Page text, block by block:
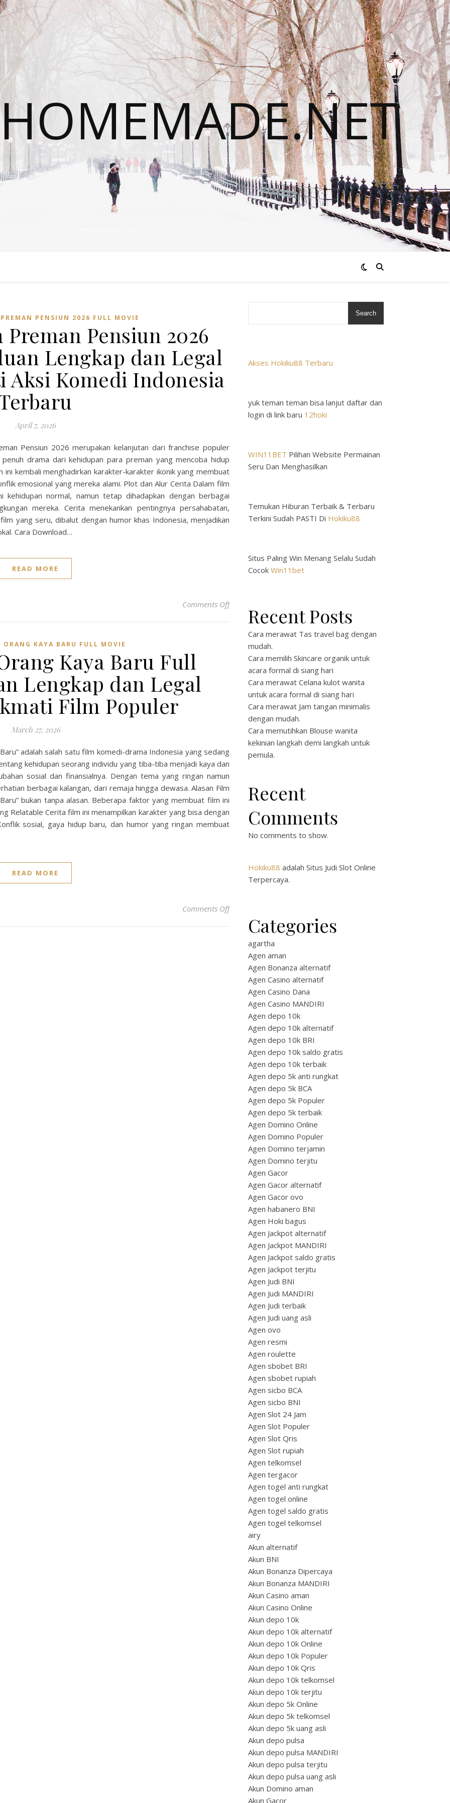
PENSIUN 2026 FULL MOVIE
Pensiun 2026
Lengkap dan Legal
Komedi Indonesia
April 7, 2026
Pensiun 2026 merupakan kelanjutan dari franchise populer
drama dari kehidupan para preman yang mencoba hidup
ini kembali menghadirkan karakter-karakter ikonik yang membuat
emosional yang mereka alami. Plot dan Alur Cerita Dalam film
kehidupan normal, namun tetap dihadapkan dengan berbagai
mereka. Cerita menekankan pentingnya persahabatan,
yang seru, dibalut dengan humor khas Indonesia, menjadikan
Cara Download…
READ MORE
Comments Offon Download Film Preman Pensiun 2026 Full Movie: Panduan
KAYA BARU FULL MOVIE
Kaya Baru Full
Lengkap dan Legal
Film Populer
March 27, 2026
adalah salah satu film komedi-drama Indonesia yang sedang
kehidupan seorang individu yang tiba-tiba menjadi kaya dan
sosial dan finansialnya. Dengan tema yang ringan namun
berbagai kalangan, dari remaja hingga dewasa. Alasan Film
bukan tanpa alasan. Beberapa faktor yang membuat film ini
Relatable Cerita film ini menampilkan karakter yang bisa dengan
sosial, gaya hidup baru, dan humor yang ringan membuat
READ MORE
Comments Offon Nonton Film Orang Kaya Baru Full Movie: Panduan Lengkap
Search
Akses Hokiku88 Terbaru
yuk teman teman bisa lanjut daftar dan
login di link baru 12hoki
WIN11BET Pilihan Website Permainan
Seru Dan Menghasilkan
Temukan Hiburan Terbaik & Terbaru
Terkini Sudah PASTI Di Hokiku88
Situs Paling Win Menang Selalu Sudah
Cocok Win11bet
Recent Posts
Cara merawat Tas travel bag dengan
mudah.
Cara memilih Skincare organik untuk
acara formal di siang hari
Cara merawat Celana kulot wanita
untuk acara formal di siang hari
Cara merawat Jam tangan minimalis
dengan mudah.
Cara memutihkan Blouse wanita
kekinian langkah demi langkah untuk
pemula.
Recent
Comments
No comments to show.
Hokiku88 adalah Situs Judi Slot Online
Terpercaya.
Categories
agartha
Agen aman
Agen Bonanza alternatif
Agen Casino alternatif
Agen Casino Dana
Agen Casino MANDIRI
Agen depo 10k
Agen depo 10k alternatif
Agen depo 10k BRI
Agen depo 10k saldo gratis
Agen depo 10k terbaik
Agen depo 5k anti rungkat
Agen depo 5k BCA
Agen depo 5k Populer
Agen depo 5k terbaik
Agen Domino Online
Agen Domino Populer
Agen Domino terjamin
Agen Domino terjitu
Agen Gacor
Agen Gacor alternatif
Agen Gacor ovo
Agen habanero BNI
Agen Hoki bagus
Agen Jackpot alternatif
Agen Jackpot MANDIRI
Agen Jackpot saldo gratis
Agen Jackpot terjitu
Agen Judi BNI
Agen Judi MANDIRI
Agen Judi terbaik
Agen Judi uang asli
Agen ovo
Agen resmi
Agen roulette
Agen sbobet BRI
Agen sbobet rupiah
Agen sicbo BCA
Agen sicbo BNI
Agen Slot 24 Jam
Agen Slot Populer
Agen Slot Qris
Agen Slot rupiah
Agen telkomsel
Agen tergacor
Agen togel anti rungkat
Agen togel online
Agen togel saldo gratis
Agen togel telkomsel
airy
Akun alternatif
Akun BNI
Akun Bonanza Dipercaya
Akun Bonanza MANDIRI
Akun Casino aman
Akun Casino Online
Akun depo 10k
Akun depo 10k alternatif
Akun depo 10k Online
Akun depo 10k Populer
Akun depo 10k Qris
Akun depo 10k telkomsel
Akun depo 10k terjitu
Akun depo 5k Online
Akun depo 5k telkomsel
Akun depo 5k uang asli
Akun depo pulsa
Akun depo pulsa MANDIRI
Akun depo pulsa terjitu
Akun depo pulsa uang asli
Akun Domino aman
Akun Gacor